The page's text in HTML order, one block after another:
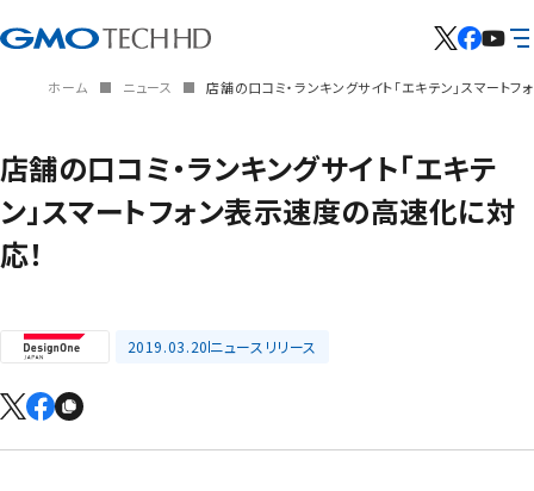
ホーム ニュース 店舗の口コミ・ランキングサイト「エキテン」スマート
店舗の口コミ・ランキングサイト「エキテ
ン」スマートフォン表示速度の高速化に対
応！
2019.03.20ニュースリリース